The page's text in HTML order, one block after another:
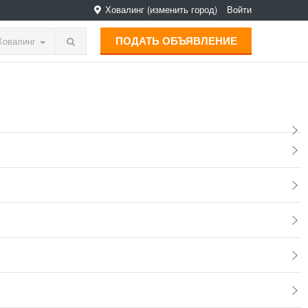
Ховалинг (изменить город) Войти
ПОДАТЬ ОБЪЯВЛЕНИЕ